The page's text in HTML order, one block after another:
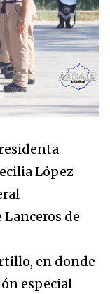
López
de
en donde
especial